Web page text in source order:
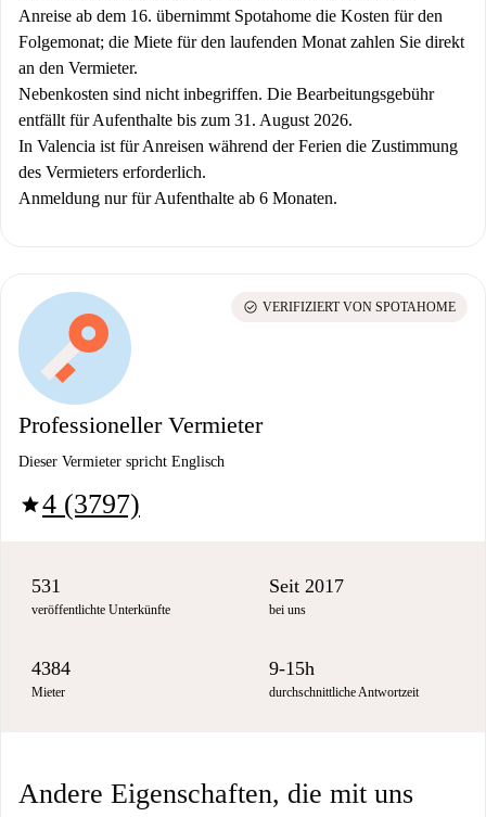
Anreise ab dem 16. übernimmt Spotahome die Kosten für den
Folgemonat; die Miete für den laufenden Monat zahlen Sie direkt
an den Vermieter.
Nebenkosten sind nicht inbegriffen. Die Bearbeitungsgebühr
entfällt für Aufenthalte bis zum 31. August 2026.
In Valencia ist für Anreisen während der Ferien die Zustimmung
des Vermieters erforderlich.
Anmeldung nur für Aufenthalte ab 6 Monaten.
Professioneller Vermieter
Dieser Vermieter spricht Englisch
star4 (3797)
check_circle VERIFIZIERT VON SPOTAHOME
531
veröffentlichte Unterkünfte
Seit 2017
bei uns
4384
Mieter
9-15h
durchschnittliche Antwortzeit
Andere Eigenschaften, die mit uns